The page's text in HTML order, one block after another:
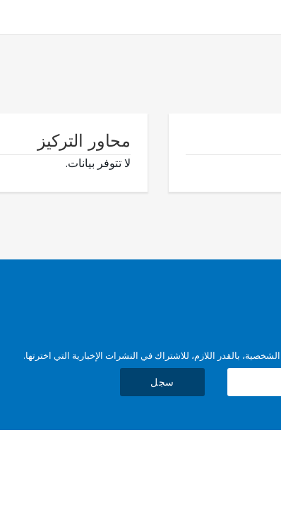
محاور التركيز
لا تتوفر بيانات.
بالقدر اللازم، للاشتراك في النشرات الإخبارية التي اخترتها.
سجل